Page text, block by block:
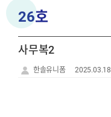
26호
사무복2
한솔유니폼 2025.03.18